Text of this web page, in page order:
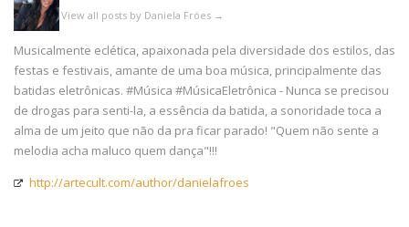
View all posts by Daniela Fróes →
Musicalmente eclética, apaixonada pela diversidade dos estilos, das
festas e festivais, amante de uma boa música, principalmente das
batidas eletrônicas. #Música #MúsicaEletrônica - Nunca se precisou
de drogas para senti-la, a essência da batida, a sonoridade toca a
alma de um jeito que não da pra ficar parado! "Quem não sente a
melodia acha maluco quem dança"!!!
http://artecult.com/author/danielafroes